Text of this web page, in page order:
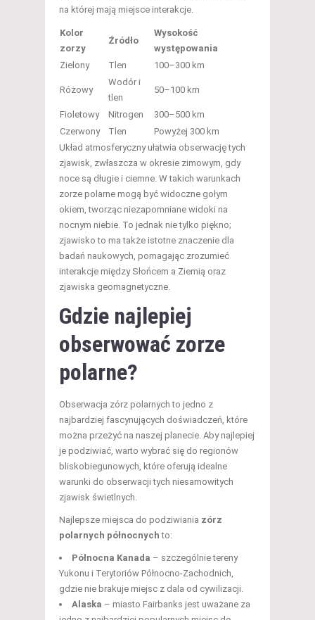
na której mają miejsce interakcje.
Kolor
zorzy
Źródło
Wysokość
występowania
Zielony
Tlen 100–300 km
Różowy
Wodór i
tlen
50–100 km
Fioletowy Nitrogen
300–500 km
Czerwony
Tlen
Powyżej 300 km
Układ atmosferyczny ułatwia obserwację tych
zjawisk, zwłaszcza w okresie zimowym, gdy
noce są długie i ciemne. W takich warunkach
zorze polarne mogą być widoczne gołym
okiem, tworząc niezapomniane widoki na
nocnym niebie. To jednak nie tylko piękno;
zjawisko to ma także istotne znaczenie dla
badań naukowych, pomagając zrozumieć
interakcje między Słońcem a Ziemią oraz
zjawiska geomagnetyczne.
Gdzie najlepiej
obserwować zorze
polarne?
Obserwacja zórz polarnych to jedno z
najbardziej fascynujących doświadczeń, które
można przeżyć na naszej planecie. Aby najlepiej
je podziwiać, warto wybrać się do regionów
bliskobiegunowych, które oferują idealne
warunki do obserwacji tych niesamowitych
zjawisk świetlnych.
Najlepsze miejsca do podziwiania zórz
polarnych północnych to:
Północna Kanada – szczególnie tereny
Yukonu i Terytoriów Północno-Zachodnich,
gdzie nie brakuje miejsc z dala od cywilizacji.
Alaska – miasto Fairbanks jest uważane za